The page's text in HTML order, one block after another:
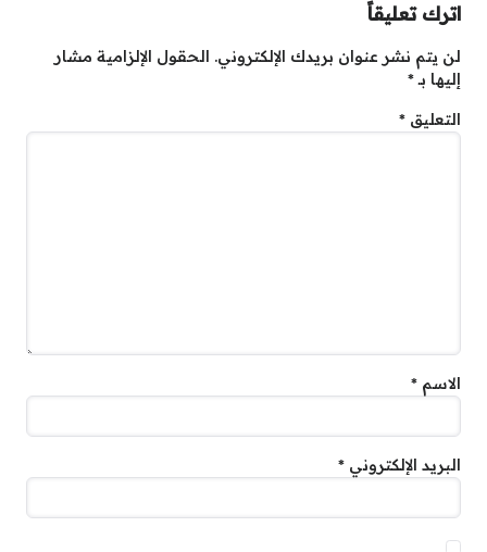
اترك تعليقاً
لن يتم نشر عنوان بريدك الإلكتروني. الحقول الإلزامية مشار
إليها بـ*
التعليق *
الاسم *
البريد الإلكتروني *